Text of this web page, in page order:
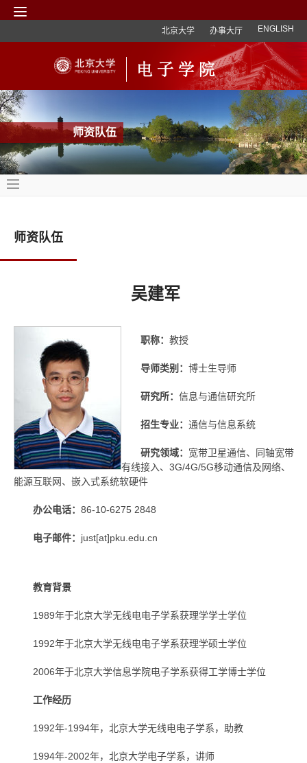
北京大学 办事大厅 ENGLISH
师资队伍
师资队伍
吴建军
职称： 教授
导师类别： 博士生导师
研究所： 信息与通信研究所
招生专业： 通信与信息系统
研究领域： 宽带卫星通信、同轴宽带
有线接入、3G/4G/5G移动通信及网络、
能源互联网、嵌入式系统软硬件
办公电话： 86-10-6275 2848
电子邮件： just[at]pku.edu.cn
教育背景
1989年于北京大学无线电电子学系获理学学士学位
1992年于北京大学无线电电子学系获理学硕士学位
2006年于北京大学信息学院电子学系获得工学博士学位
工作经历
1992年-1994年，北京大学无线电电子学系，助教
1994年-2002年，北京大学电子学系，讲师